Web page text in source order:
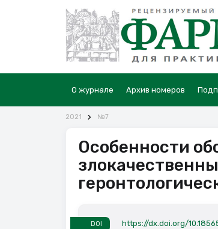
О журнале Архив номеров
2021 №7
Особенности
DOI https://dx.doi.org/